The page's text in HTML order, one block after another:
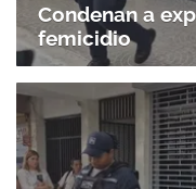
Condenan a
femicidio